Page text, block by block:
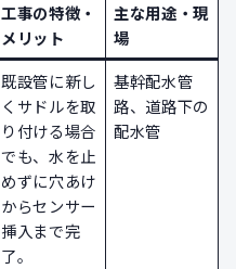
工事の特徴・
メリット
主な用途・現
場
既設管に新し
くサドルを取
り付ける場合
でも、水を止
めずに穴あけ
からセンサー
挿入まで完
了。
基幹配水管
路、道路下の
配水管